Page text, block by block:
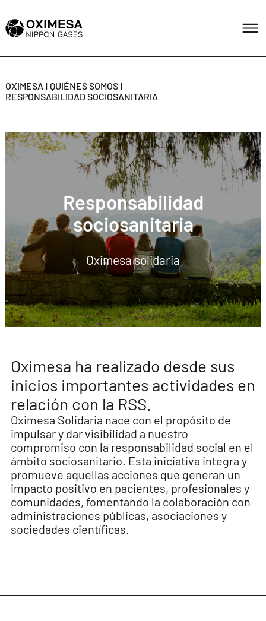
OXIMESA QUIÉNES SOMOS
RESPONSABILIDAD SOCIOSANITARIA
Responsabilidad
sociosanitaria
Oximesa solidaria
Oximesa ha realizado desde sus
inicios importantes actividades en
relación con la RSS.
Oximesa Solidaria nace con el propósito de
impulsar y dar visibilidad a nuestro
compromiso con la responsabilidad social en el
ámbito sociosanitario. Esta iniciativa integra y
promueve aquellas acciones que generan un
impacto positivo en pacientes, profesionales y
comunidades, fomentando la colaboración con
administraciones públicas, asociaciones y
sociedades científicas.